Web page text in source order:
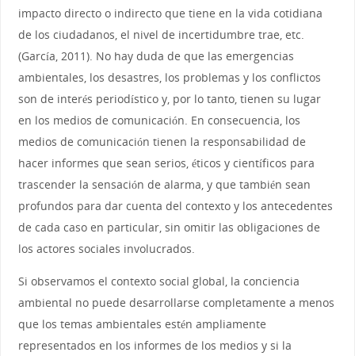
impacto directo o indirecto que tiene en la vida cotidiana
de los ciudadanos, el nivel de incertidumbre trae, etc.
(García, 2011). No hay duda de que las emergencias
ambientales, los desastres, los problemas y los conflictos
son de interés periodístico y, por lo tanto, tienen su lugar
en los medios de comunicación. En consecuencia, los
medios de comunicación tienen la responsabilidad de
hacer informes que sean serios, éticos y científicos para
trascender la sensación de alarma, y ​​que también sean
profundos para dar cuenta del contexto y los antecedentes
de cada caso en particular, sin omitir las obligaciones de
los actores sociales involucrados.
Si observamos el contexto social global, la conciencia
ambiental no puede desarrollarse completamente a menos
que los temas ambientales estén ampliamente
representados en los informes de los medios y si la